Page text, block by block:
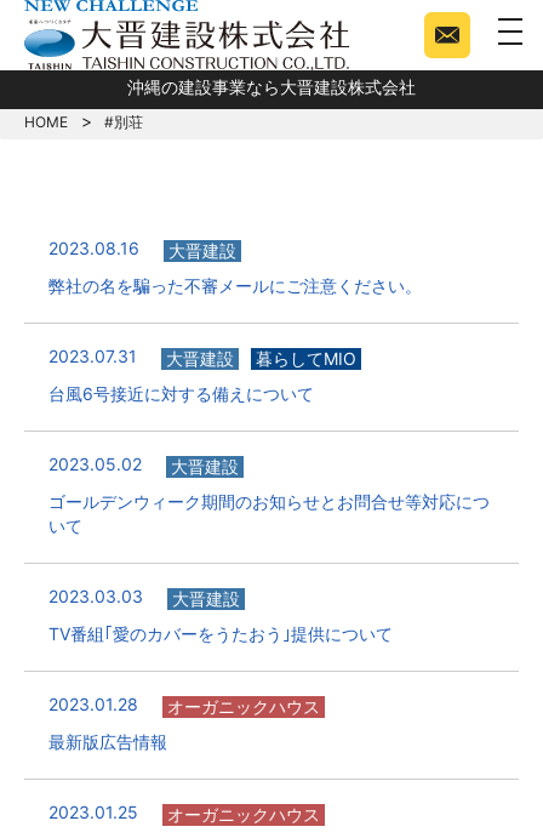
沖縄の建設事業なら大晋建設株式会社
HOME #別荘
2023.08.16
大晋建設
弊社の名を騙った不審メールにご注意ください。
2023.07.31 大晋建設
暮らしてMIO
台風6号接近に対する備えについて
2023.05.02
大晋建設
ゴールデンウィーク期間のお知らせとお問合せ等対応につ
いて
2023.03.03
大晋建設
TV番組｢愛のカバーをうたおう｣提供について
2023.01.28
オーガニックハウス
最新版広告情報
2023.01.25
オーガニックハウス